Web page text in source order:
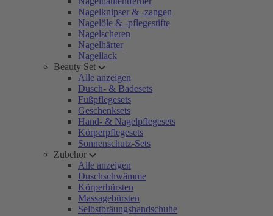
Nagelknipser & -zangen
Nagelöle & -pflegestifte
Nagelscheren
Nagelhärter
Nagellack
Beauty Set
Alle anzeigen
Dusch- & Badesets
Fußpflegesets
Geschenksets
Hand- & Nagelpflegesets
Körperpflegesets
Sonnenschutz-Sets
Zubehör
Alle anzeigen
Duschschwämme
Körperbürsten
Massagebürsten
Selbstbräungshandschuhe